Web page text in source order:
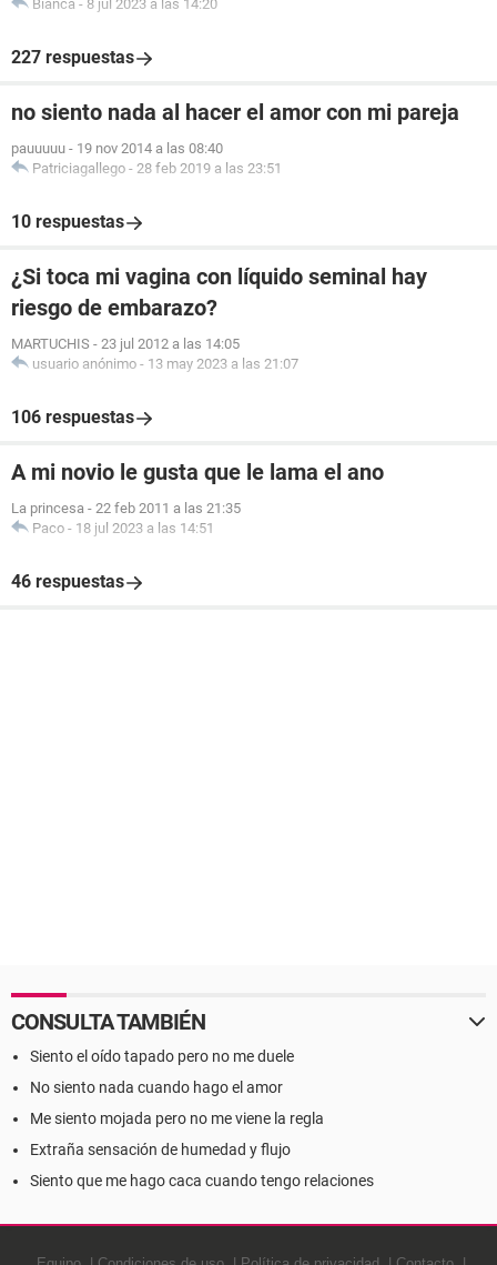
Bianca - 8 jul 2023 a las 14:20
227 respuestas
no siento nada al hacer el amor con mi pareja
pauuuuu - 19 nov 2014 a las 08:40
Patriciagallego - 28 feb 2019 a las 23:51
10 respuestas
¿Si toca mi vagina con líquido seminal hay
riesgo de embarazo?
MARTUCHIS - 23 jul 2012 a las 14:05
usuario anónimo - 13 may 2023 a las 21:07
106 respuestas
A mi novio le gusta que le lama el ano
La princesa - 22 feb 2011 a las 21:35
Paco - 18 jul 2023 a las 14:51
46 respuestas
CONSULTA TAMBIÉN
Siento el oído tapado pero no me duele
No siento nada cuando hago el amor
Me siento mojada pero no me viene la regla
Extraña sensación de humedad y flujo
Siento que me hago caca cuando tengo relaciones